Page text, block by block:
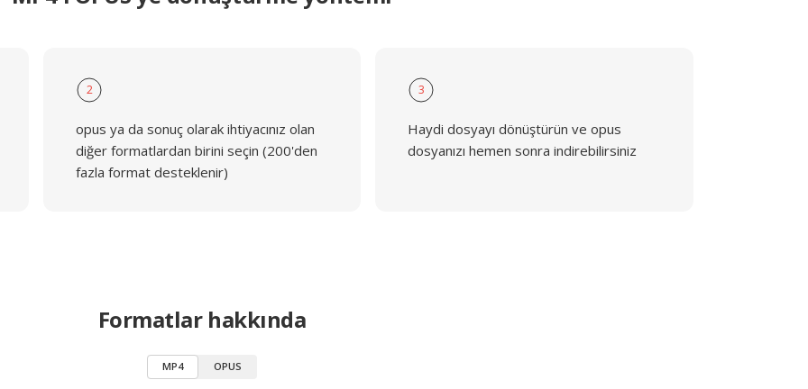
2
opus ya da sonuç olarak ihtiyacınız olan
diğer formatlardan birini seçin (200'den
fazla format desteklenir)
3
Haydi dosyayı dönüştürün ve opus
dosyanızı hemen sonra indirebilirsiniz
Formatlar hakkında
MP4 OPUS